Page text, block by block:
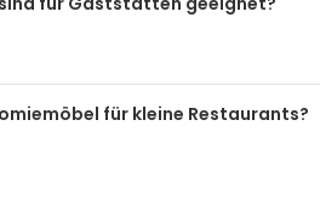
für kleine Restaurants?